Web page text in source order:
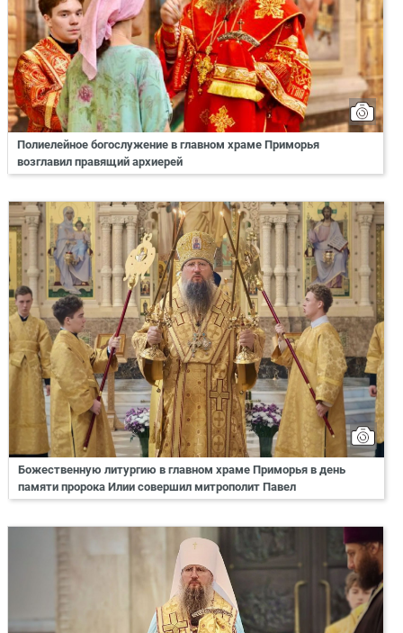
Полиелейное богослужение в главном храме Приморья
возглавил правящий архиерей
Божественную литургию в главном храме Приморья в день
памяти пророка Илии совершил митрополит Павел